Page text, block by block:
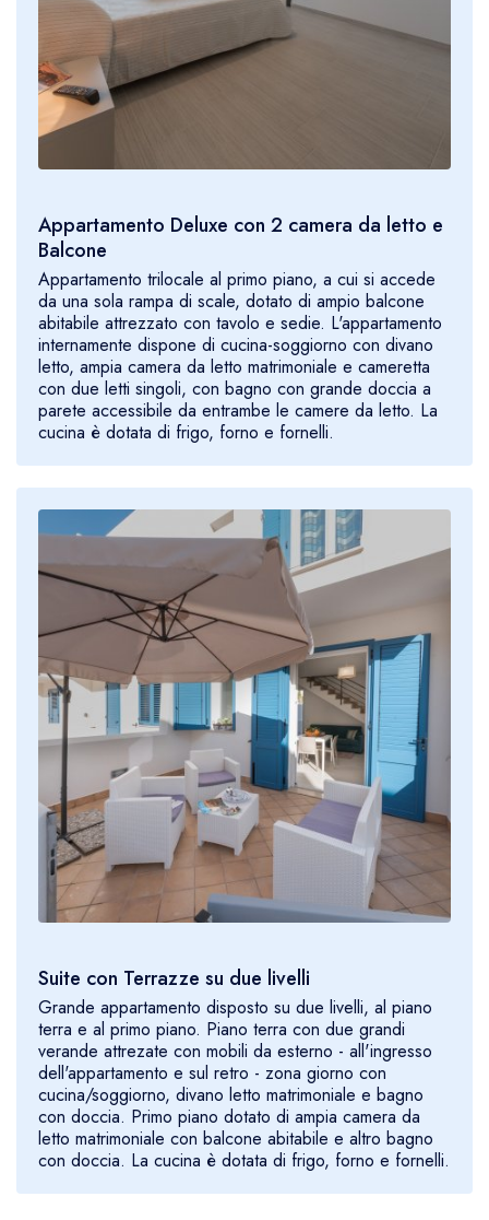
Appartamento Deluxe con 2 camera da letto e
Balcone
Appartamento trilocale al primo piano, a cui si accede
da una sola rampa di scale, dotato di ampio balcone
abitabile attrezzato con tavolo e sedie. L'appartamento
internamente dispone di cucina-soggiorno con divano
letto, ampia camera da letto matrimoniale e cameretta
con due letti singoli, con bagno con grande doccia a
parete accessibile da entrambe le camere da letto. La
cucina è dotata di frigo, forno e fornelli.
Suite con Terrazze su due livelli
Grande appartamento disposto su due livelli, al piano
terra e al primo piano. Piano terra con due grandi
verande attrezate con mobili da esterno - all'ingresso
dell'appartamento e sul retro - zona giorno con
cucina/soggiorno, divano letto matrimoniale e bagno
con doccia. Primo piano dotato di ampia camera da
letto matrimoniale con balcone abitabile e altro bagno
con doccia. La cucina è dotata di frigo, forno e fornelli.